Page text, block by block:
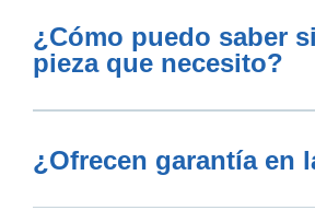
¿Cómo puedo saber
pieza que necesito?
¿Ofrecen garantía en